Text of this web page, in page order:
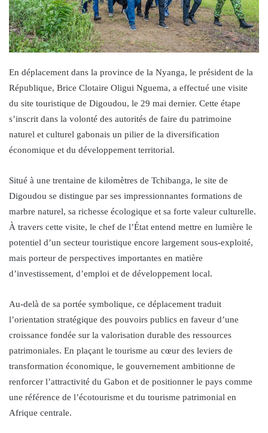
En déplacement dans la province de la Nyanga, le président de la
République, Brice Clotaire Oligui Nguema, a effectué une visite
du site touristique de Digoudou, le 29 mai dernier. Cette étape
s’inscrit dans la volonté des autorités de faire du patrimoine
naturel et culturel gabonais un pilier de la diversification
économique et du développement territorial.
Situé à une trentaine de kilomètres de Tchibanga, le site de
Digoudou se distingue par ses impressionnantes formations de
marbre naturel, sa richesse écologique et sa forte valeur culturelle.
À travers cette visite, le chef de l’État entend mettre en lumière le
potentiel d’un secteur touristique encore largement sous-exploité,
mais porteur de perspectives importantes en matière
d’investissement, d’emploi et de développement local.
Au-delà de sa portée symbolique, ce déplacement traduit
l’orientation stratégique des pouvoirs publics en faveur d’une
croissance fondée sur la valorisation durable des ressources
patrimoniales. En plaçant le tourisme au cœur des leviers de
transformation économique, le gouvernement ambitionne de
renforcer l’attractivité du Gabon et de positionner le pays comme
une référence de l’écotourisme et du tourisme patrimonial en
Afrique centrale.